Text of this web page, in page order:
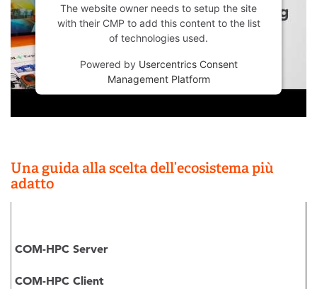
The website owner needs to setup the site
with their CMP to add this content to the list
of technologies used.
Powered by Usercentrics Consent
Management Platform
Una guida alla scelta dell’ecosistema più
adatto
COM-HPC Server
COM-HPC Client